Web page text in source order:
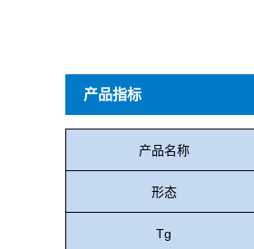
产品指标
产品名称
形态
Tg